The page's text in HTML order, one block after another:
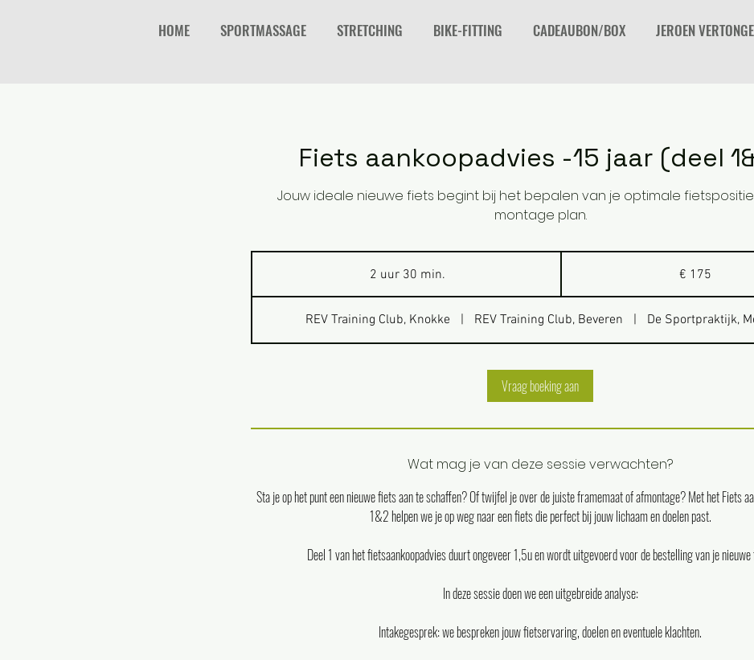
HOME SPORTMASSAGE STRETCHING BIKE-FITTING CADEAUBON/BOX JEROEN
Fiets aankoopadvies -15 jaar (deel
Jouw ideale nieuwe fiets begint bij het bepalen van je optimale
montage plan.
2 uur 30 min.
u
u
n
€ 175
REV Training Club, Knokke | REV Training Club, Beveren | De Sportpraktijk,
Vraag boeking aan
Wat mag je van deze sessie verwachten?
Sta je op het punt een nieuwe fiets aan te schaffen? Of twijfel je over de juiste framemaat of afmontage? Met het Fiets
1&2 helpen we je op weg naar een fiets die perfect bij jouw lichaam en doelen past.
Deel 1 van het fietsaankoopadvies duurt ongeveer 1,5u en wordt uitgevoerd voor de bestelling van je
In deze sessie doen we een uitgebreide analyse:
Intakegesprek: we bespreken jouw fietservaring, doelen en eventuele klachten.